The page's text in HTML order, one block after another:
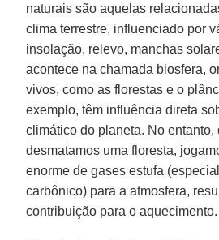
naturais são aquelas
clima terrestre, influenciado por
insolação, relevo, manchas
acontece na chamada biosfera,
vivos, como as florestas e o
exemplo, têm influência direta
climático do planeta. No entanto,
desmatamos uma floresta,
enorme de gases estufa
carbônico) para a atmosfera,
contribuição para o aquecimento.